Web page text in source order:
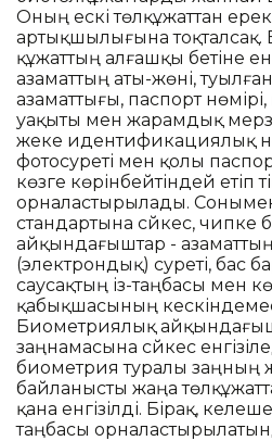
Оның ескі төлқұжаттан
артықшылығына
құжаттың алғашқы бетіне
азаматтың аты-жөні,
азаматтығы, паспорт
уақыты мен жарамдық
жеке идентификациялық
фотосуреті мен қолы
көзге көрінбейтіндей етіп
орналастырылады.
стандартына сәйкес,
айқындағыштар -
(электрондық) суреті, бас
саусақтың із-таңбасы мен
қабықшасының
Биометриялық
заңнамасына сәйкес
биометрия туралы заңның
байланысты жаңа
қана енгізілді. Бірақ,
таңбасы